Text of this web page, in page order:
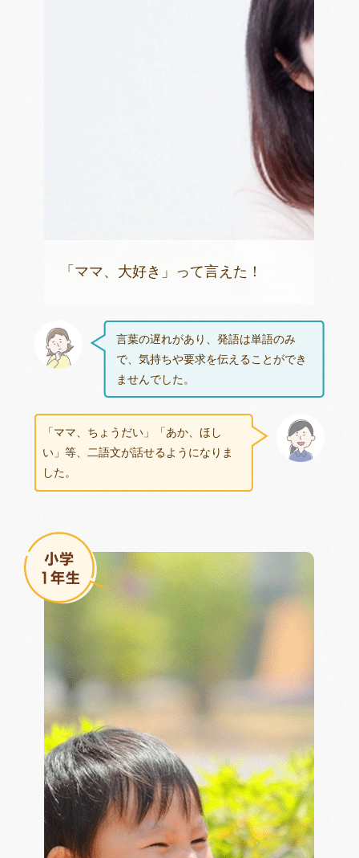
「ママ、大好き」って言えた！
言葉の遅れがあり、発語は単語のみ
で、気持ちや要求を伝えることができ
ませんでした。
「ママ、ちょうだい」「あか、ほし
い」等、二語文が話せるようになりま
した。